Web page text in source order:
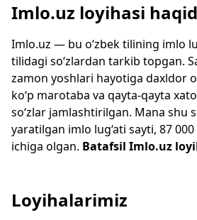
Imlo.uz loyihasi
Imlo.uz — bu o‘zbek tilining imlo
tilidagi so‘zlardan tarkib topgan.
zamon yoshlari hayotiga daxldor
ko‘p marotaba va qayta-qayta
so‘zlar jamlashtirilgan. Mana shu
yaratilgan imlo lug‘ati sayti, 87 000
ichiga olgan. Batafsil Imlo.uz
Loyihalarimiz